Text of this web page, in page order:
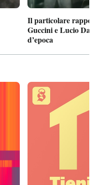
Il particolare
Guccini e Lucio
d’epoca